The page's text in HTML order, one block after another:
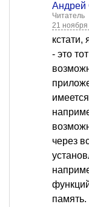
Андрей
Читатель
21 ноября
кстати,
- это
через
память.